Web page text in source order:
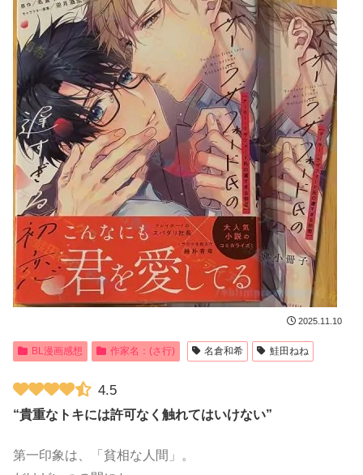
2025.11.10
BL漫画感想 作家名：(さ行) 名倉和希 鮭田ねね
4.5
“貴重なトキには許可なく触れてはいけない”
第一印象は、「貧相な人間」。